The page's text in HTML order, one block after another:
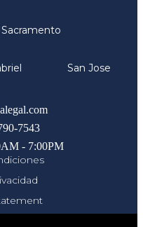
Sacramento
San Jose
7543
- 7:00PM